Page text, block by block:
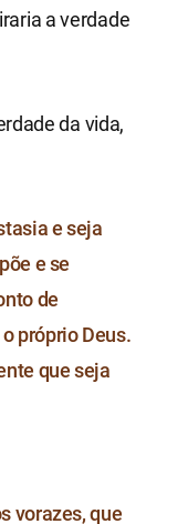
a verdade
da vida,
e seja
e se
de
próprio Deus.
que seja
vorazes, que